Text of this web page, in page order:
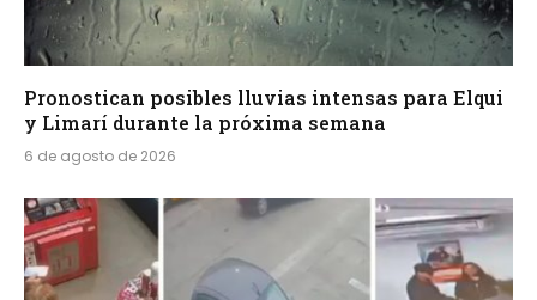
Pronostican posibles lluvias intensas para Elqui
y Limarí durante la próxima semana
6 de agosto de 2026